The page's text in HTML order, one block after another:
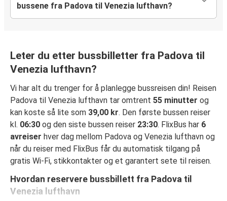
bussene fra Padova til Venezia lufthavn?
Leter du etter bussbilletter fra Padova til
Venezia lufthavn?
Vi har alt du trenger for å planlegge bussreisen din! Reisen
Padova til Venezia lufthavn tar omtrent 55 minutter og
kan koste så lite som 39,00 kr. Den første bussen reiser
kl. 06:30 og den siste bussen reiser 23:30. FlixBus har 6
avreiser hver dag mellom Padova og Venezia lufthavn og
når du reiser med FlixBus får du automatisk tilgang på
gratis Wi-Fi, stikkontakter og et garantert sete til reisen.
Hvordan reservere bussbillett fra Padova til
Venezia lufthavn